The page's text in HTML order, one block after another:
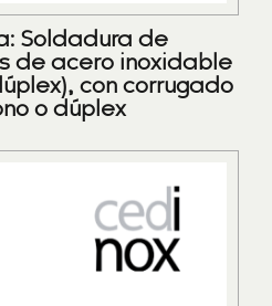
Soldadura de
de acero inoxidable
con corrugado
o dúplex